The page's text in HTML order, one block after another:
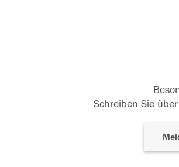
Schreiben Sie